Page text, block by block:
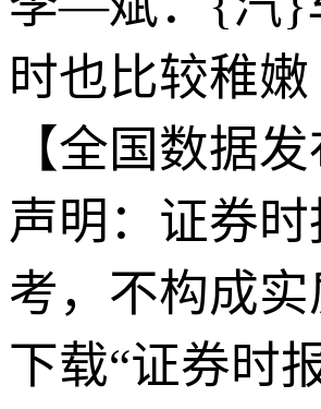
时也比较稚嫩
【全国数据
声明：证券
考，不构成
下载“证券时